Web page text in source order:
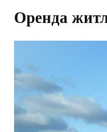
Оренда